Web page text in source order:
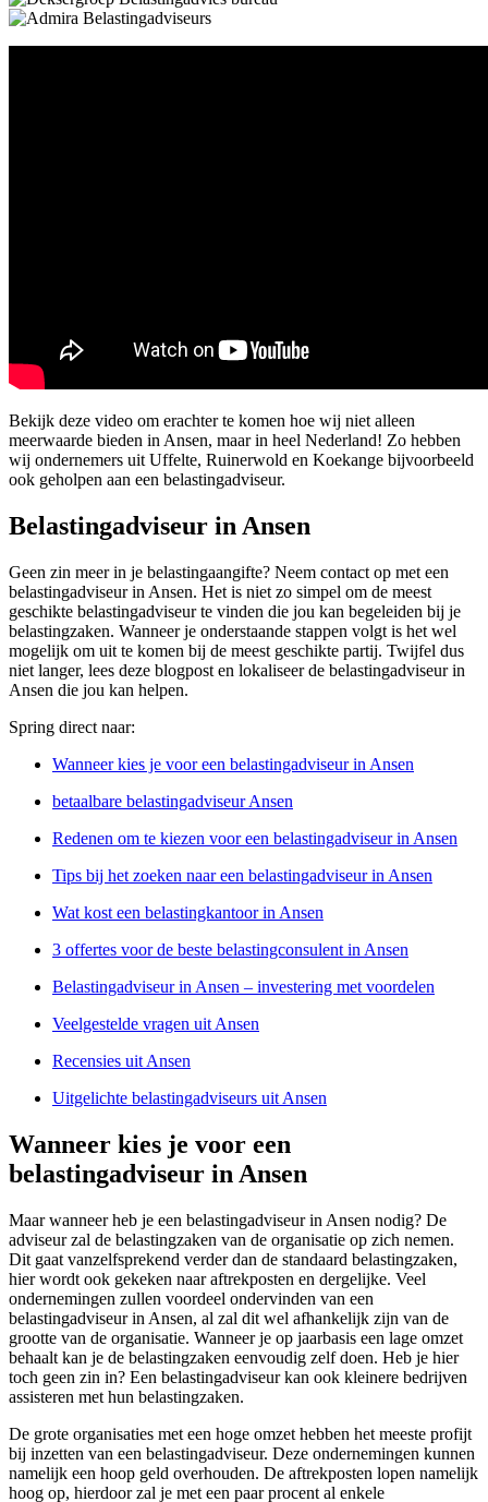
Bekijk deze video om erachter te komen hoe wij niet alleen
meerwaarde bieden in Ansen, maar in heel Nederland! Zo hebben
wij ondernemers uit Uffelte, Ruinerwold en Koekange bijvoorbeeld
ook geholpen aan een belastingadviseur.
Belastingadviseur in Ansen
Geen zin meer in je belastingaangifte? Neem contact op met een
belastingadviseur in Ansen. Het is niet zo simpel om de meest
geschikte belastingadviseur te vinden die jou kan begeleiden bij je
belastingzaken. Wanneer je onderstaande stappen volgt is het wel
mogelijk om uit te komen bij de meest geschikte partij. Twijfel dus
niet langer, lees deze blogpost en lokaliseer de belastingadviseur in
Ansen die jou kan helpen.
Spring direct naar:
Wanneer kies je voor een belastingadviseur in Ansen
betaalbare belastingadviseur Ansen
Redenen om te kiezen voor een belastingadviseur in Ansen
Tips bij het zoeken naar een belastingadviseur in Ansen
Wat kost een belastingkantoor in Ansen
3 offertes voor de beste belastingconsulent in Ansen
Belastingadviseur in Ansen – investering met voordelen
Veelgestelde vragen uit Ansen
Recensies uit Ansen
Uitgelichte belastingadviseurs uit Ansen
Wanneer kies je voor een
belastingadviseur in Ansen
Maar wanneer heb je een belastingadviseur in Ansen nodig? De
adviseur zal de belastingzaken van de organisatie op zich nemen.
Dit gaat vanzelfsprekend verder dan de standaard belastingzaken,
hier wordt ook gekeken naar aftrekposten en dergelijke. Veel
ondernemingen zullen voordeel ondervinden van een
belastingadviseur in Ansen, al zal dit wel afhankelijk zijn van de
grootte van de organisatie. Wanneer je op jaarbasis een lage omzet
behaalt kan je de belastingzaken eenvoudig zelf doen. Heb je hier
toch geen zin in? Een belastingadviseur kan ook kleinere bedrijven
assisteren met hun belastingzaken.
De grote organisaties met een hoge omzet hebben het meeste profijt
bij inzetten van een belastingadviseur. Deze ondernemingen kunnen
namelijk een hoop geld overhouden. De aftrekposten lopen namelijk
hoog op, hierdoor zal je met een paar procent al enkele